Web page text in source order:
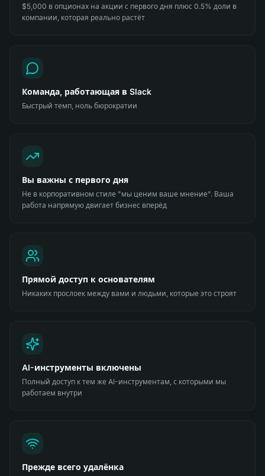
$5,000 в опционах на акции с первого дня плюс 0.5% доли в
компании, которая реально растёт
Команда, работающая в Slack
Быстрый темп, ноль бюрократии
Вы важны с первого дня
Не в корпоративном стиле "мы ценим ваше мнение". Ваша
работа напрямую двигает бизнес вперёд
Прямой доступ к основателям
Никаких прослоек между вами и людьми, которые это строят
AI-инструменты включены
Полный доступ к тем же AI-инструментам, с которыми мы
работаем внутри
Прежде всего удалёнка